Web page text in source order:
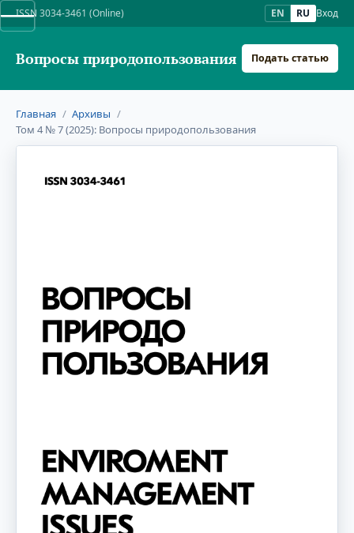
ISSN 3034-3461 (Online) EN RU Вход
Вопросы природопользования Подать статью
Главная / Архивы /
Том 4 № 7 (2025): Вопросы природопользования